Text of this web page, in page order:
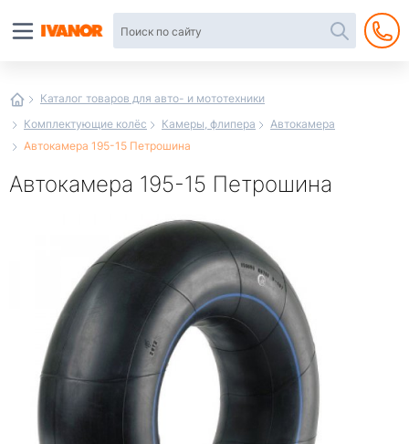
Каталог товаров для авто- и мототехники
Комплектующие колёс
Камеры, флипера
Автокамера
Автокамера 195-15 Петрошина
Автокамера 195-15 Петрошина
интернет-